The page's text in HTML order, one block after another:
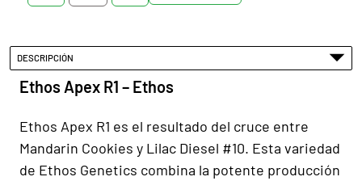
DESCRIPCIÓN
Ethos Apex R1 – Ethos
Ethos Apex R1 es el resultado del cruce entre
Mandarin Cookies y Lilac Diesel #10. Esta variedad
de Ethos Genetics combina la potente producción